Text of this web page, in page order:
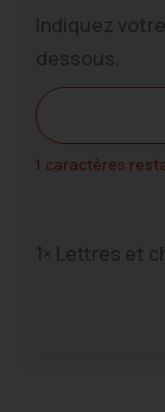
Indiquez
dessous.
1 caractères
1× Lettres et